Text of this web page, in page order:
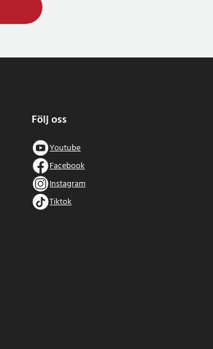
Följ oss
Youtube
Facebook
Instagram
Tiktok